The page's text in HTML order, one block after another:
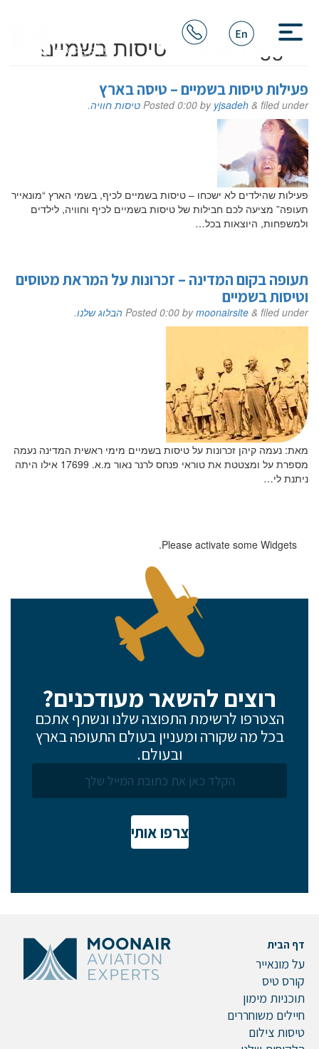
Posts Tagged: טיסות בשמיים
פעילות טיסות בשמיים – טיסה בארץ
Posted0:00 by yjsadeh & filed under טיסות חוויה.
פעילות שהילדים לא ישכחו – טיסות בשמיים לכיף, בשמי הארץ “מונאייר
תעופה” מציעה לכם חבילות של טיסות בשמיים לכיף וחוויה, לילדים
ולמשפחות, היוצאות בכל…
תעופה בקום המדינה – זכרונות על המראת מטוסים
וטיסות בשמיים
Posted0:00 bymoonairsite & filed under הבלוג שלנו.
מאת: נעמה קיהן זכרונות על טיסות בשמיים מימי ראשית המדינה נעמה
מספרת על ומצטטת את טוראי פנחס לרנר נאור מ.א. 17699 אילו היתה
ניתנת לי…
Please activate some Widgets.
רוצים להשאר מעודכנים?
הצטרפו לרשימת התפוצה שלנו ונשתף אתכם
בכל מה שקורה ומעניין בעולם התעופה בארץ
ובעולם.
צרפו אותי
דף הבית
על מונאייר
קורס טיס
תוכניות מימון
חיילים משוחררים
טיסות צילום
אם הגעתם לפה,
סימן שאתם מעוניינים
בפרטים נוספים.
נשמח לשוחח אתכם, לענות על כל שאלה
שם פרטי
דוא"ל